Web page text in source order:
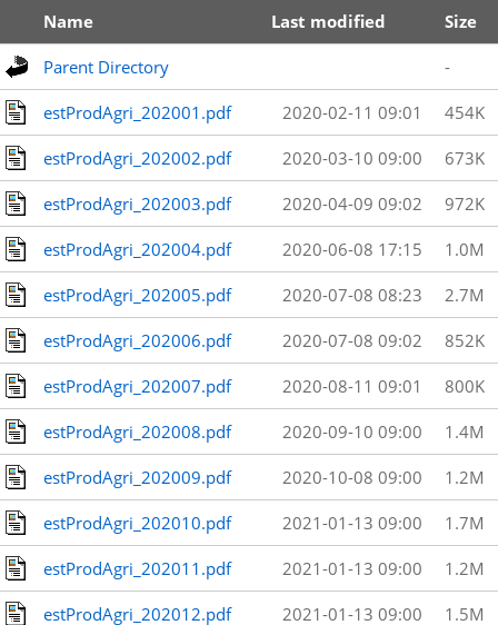
Name Last modified Size
Parent Directory -
estProdAgri_202001.pdf 2020-02-11 09:01 454K
estProdAgri_202002.pdf 2020-03-10 09:00 673K
estProdAgri_202003.pdf 2020-04-09 09:02 972K
estProdAgri_202004.pdf 2020-06-08 17:15 1.0M
estProdAgri_202005.pdf 2020-07-08 08:23 2.7M
estProdAgri_202006.pdf 2020-07-08 09:02 852K
estProdAgri_202007.pdf 2020-08-11 09:01 800K
estProdAgri_202008.pdf 2020-09-10 09:00 1.4M
estProdAgri_202009.pdf 2020-10-08 09:00 1.2M
estProdAgri_202010.pdf 2021-01-13 09:00 1.7M
estProdAgri_202011.pdf 2021-01-13 09:00 1.2M
estProdAgri_202012.pdf 2021-01-13 09:00 1.5M